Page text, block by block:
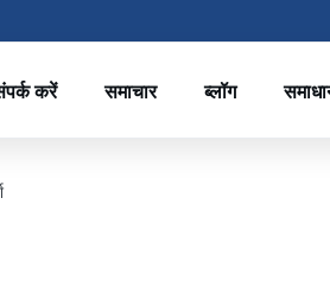
करें समाचार ब्लॉग